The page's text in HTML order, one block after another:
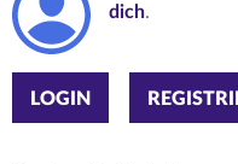
dich.
LOGIN